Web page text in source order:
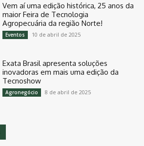
Vem aí uma edição histórica, 25 anos da
maior Feira de Tecnologia
Agropecuária da região Norte!
Eventos 10 de abril de 2025
Exata Brasil apresenta soluções
inovadoras em mais uma edição da
Tecnoshow
Agronegócio 8 de abril de 2025